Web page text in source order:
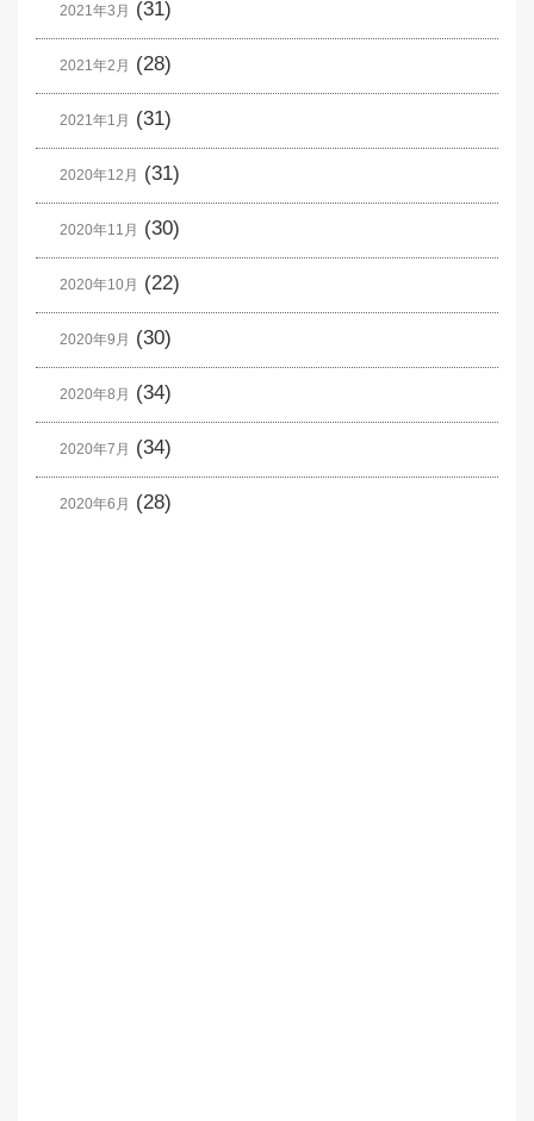
2021年3月 (31)
2021年2月 (28)
2021年1月 (31)
2020年12月 (31)
2020年11月 (30)
2020年10月 (22)
2020年9月 (30)
2020年8月 (34)
2020年7月 (34)
2020年6月 (28)